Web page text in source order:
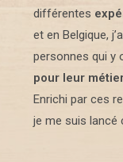
différentes
et en Belgique,
personnes qui y
pour leur
Enrichi par ces
je me suis lancé